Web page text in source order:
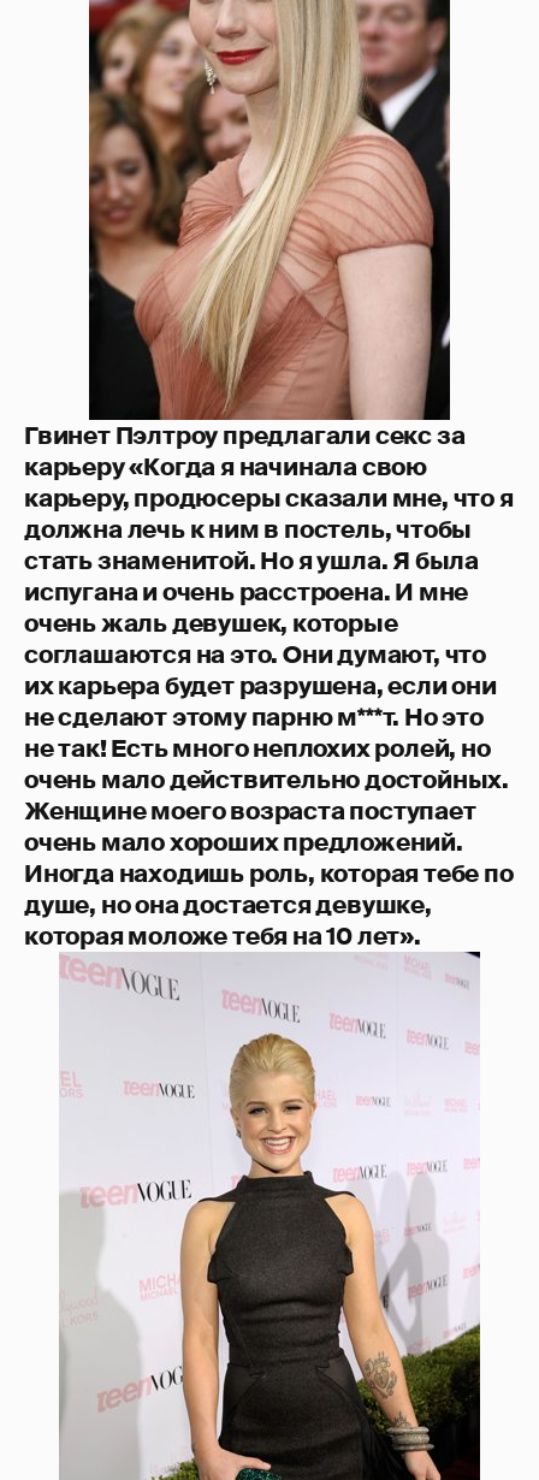
Гвинет Пэлтроу предлагали секс за
карьеру «Когда я начинала свою
карьеру, продюсеры сказали мне, что я
должна лечь к ним в постель, чтобы
стать знаменитой. Но я ушла. Я была
испугана и очень расстроена. И мне
очень жаль девушек, которые
соглашаются на это. Они думают, что
их карьера будет разрушена, если они
не сделают этому парню м***т. Но это
не так! Есть много неплохих ролей, но
очень мало действительно достойных.
Женщине моего возраста поступает
очень мало хороших предложений.
Иногда находишь роль, которая тебе по
душе, но она достается девушке,
которая моложе тебя на 10 лет».